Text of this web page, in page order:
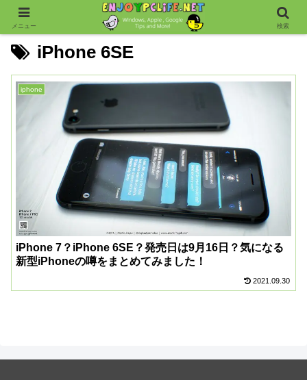
iPhone 6SE
iphone
iPhone 7？iPhone 6SE？発売日は9月16日？気になる
新型iPhoneの噂をまとめてみました！
2021.09.30
メニュー 検索